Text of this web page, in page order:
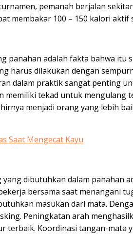
pemanah berjalan
membakar 100 – 150 kalori aktif
panahan adalah fakta bahwa itu
harus dilakukan dengan
dalam praktik sangat penting
memiliki tekad untuk mengulang
menjadi orang yang lebih
Saat Mengecat Kayu
dibutuhkan dalam panahan
bersama saat menangani
masukan dari mata.
Peningkatan arah
terbaik. Koordinasi tangan-mata